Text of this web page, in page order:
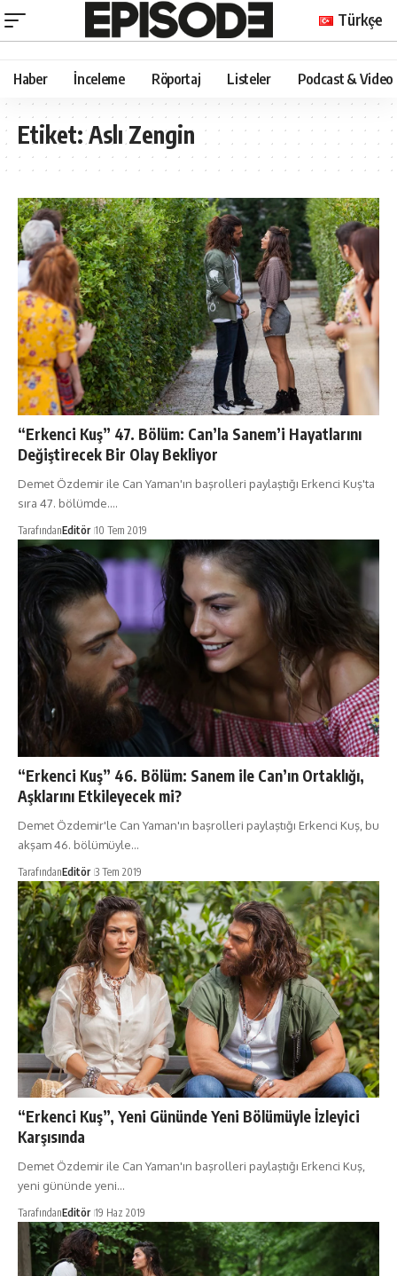
Türkçe
Haber İnceleme Röportaj Listeler Podcast & Video
Etiket:Aslı Zengin
“Erkenci Kuş” 47. Bölüm: Can’la Sanem’i Hayatlarını
Değiştirecek Bir Olay Bekliyor
Demet Özdemir ile Can Yaman'ın başrolleri paylaştığı Erkenci Kuş'ta
sıra 47. bölümde.…
TarafındanEditör 10 Tem 2019
“Erkenci Kuş” 46. Bölüm: Sanem ile Can’ın Ortaklığı,
Aşklarını Etkileyecek mi?
Demet Özdemir'le Can Yaman'ın başrolleri paylaştığı Erkenci Kuş, bu
akşam 46. bölümüyle…
TarafındanEditör 3 Tem 2019
“Erkenci Kuş”, Yeni Gününde Yeni Bölümüyle İzleyici
Karşısında
Demet Özdemir ile Can Yaman'ın başrolleri paylaştığı Erkenci Kuş,
yeni gününde yeni…
TarafındanEditör 19 Haz 2019